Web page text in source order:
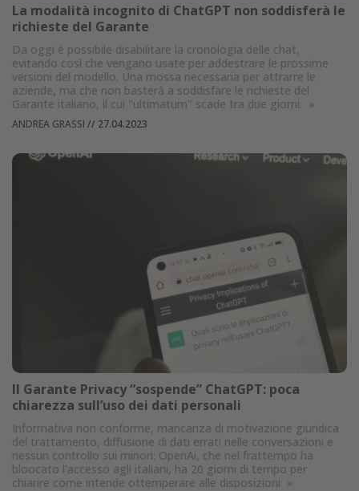
La modalità incognito di ChatGPT non soddisferà le
richieste del Garante
Da oggi è possibile disabilitare la cronologia delle chat,
evitando così che vengano usate per addestrare le prossime
versioni del modello. Una mossa necessaria per attrarre le
aziende, ma che non basterà a soddisfare le richieste del
Garante italiano, il cui "ultimatum" scade tra due giorni. »
ANDREA GRASSI // 27.04.2023
Il Garante Privacy “sospende” ChatGPT: poca
chiarezza sull’uso dei dati personali
Informativa non conforme, mancanza di motivazione giuridica
del trattamento, diffusione di dati errati nelle conversazioni e
nessun controllo sui minori: OpenAi, che nel frattempo ha
bloocato l'accesso agli italiani, ha 20 giorni di tempo per
chiarire come intende ottemperare alle disposizioni »